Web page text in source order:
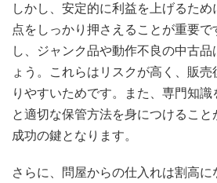
しかし、安定的に利益を上げるた
点をしっかり押さえることが重要
し、ジャンク品や動作不良の中古
ょう。これらはリスクが高く、販
りやすいためです。また、専門知
と適切な保管方法を身につけること
成功の鍵となります。
さらに、問屋からの仕入れは割高